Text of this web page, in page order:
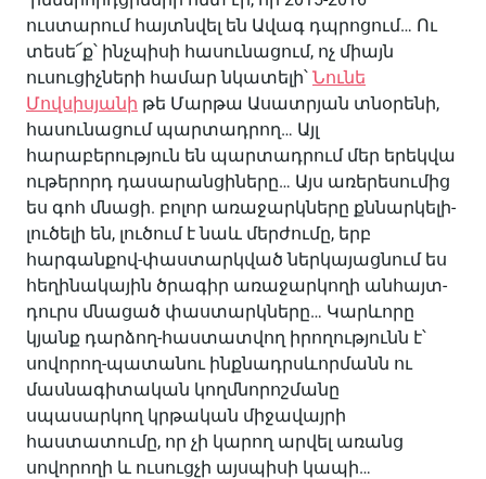
ուստարում հայտնվել են Ավագ դպրոցում… Ու
տեսե՜ք՝ ինչպիսի հասունացում, ոչ միայն
ուսուցիչների համար նկատելի՝ Նունե
Մովսիսյանի թե Մարթա Ասատրյան տնօրենի,
հասունացում պարտադրող… Այլ
հարաբերություն են պարտադրում մեր երեկվա
ութերորդ դասարանցիները… Այս առերեսումից
ես գոհ մնացի. բոլոր առաջարկները քննարկելի-
լուծելի են, լուծում է նաև մերժումը, երբ
հարգանքով-փաստարկված ներկայացնում ես
հեղինակային ծրագիր առաջարկողի անհայտ-
դուրս մնացած փաստարկները… Կարևորը
կյանք դարձող-հաստատվող իրողությունն է՝
սովորող-պատանու ինքնադրսևորմանն ու
մասնագիտական կողմնորոշմանը
սպասարկող կրթական միջավայրի
հաստատումը, որ չի կարող արվել առանց
սովորողի և ուսուցչի այսպիսի կապի…